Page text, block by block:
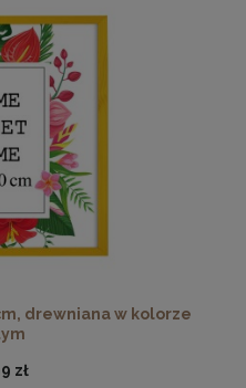
z nadrukiem w rozmiarze
zł
drewniana w kolorze
zł